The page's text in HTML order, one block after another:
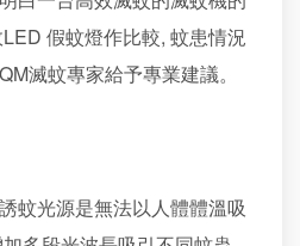
假蚊燈作比較, 蚊患情況
滅蚊專家給予專業建議。
蚊光源是無法以人體體溫吸